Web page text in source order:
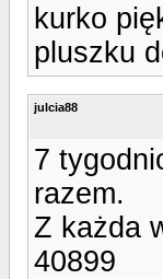
kurko
pluszku
julcia88
7
razem.
Z każda
40899